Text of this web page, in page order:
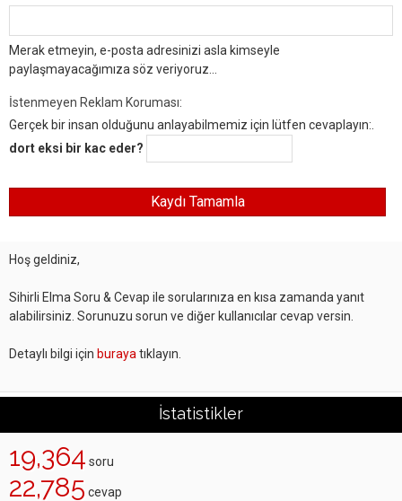
Merak etmeyin, e-posta adresinizi asla kimseyle
paylaşmayacağımıza söz veriyoruz...
İstenmeyen Reklam Koruması:
Gerçek bir insan olduğunu anlayabilmemiz için lütfen cevaplayın:.
dort eksi bir kac eder?
Hoş geldiniz,
Sihirli Elma Soru & Cevap ile sorularınıza en kısa zamanda yanıt
alabilirsiniz. Sorunuzu sorun ve diğer kullanıcılar cevap versin.
Detaylı bilgi için buraya tıklayın.
İstatistikler
19,364 soru
22,785 cevap